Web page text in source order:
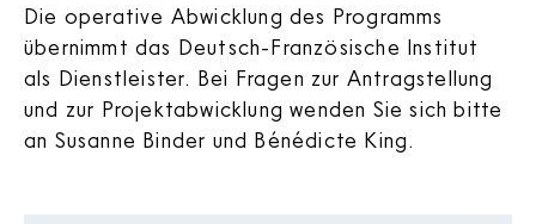
Die operative Abwicklung des Programms
übernimmt das Deutsch-Französische Institut
als Dienstleister. Bei Fragen zur Antragstellung
und zur Projektabwicklung wenden Sie sich bitte
an Susanne Binder und Bénédicte King.